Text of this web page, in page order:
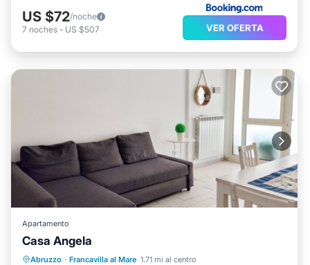
US $72/noche
7 noches - US $507 VER OFERTA
Apartamento
Casa Angela
Abruzzo · Francavilla al Mare 1.71 mi al centro
Aparcamiento
Balcón/Terraza
Vistas